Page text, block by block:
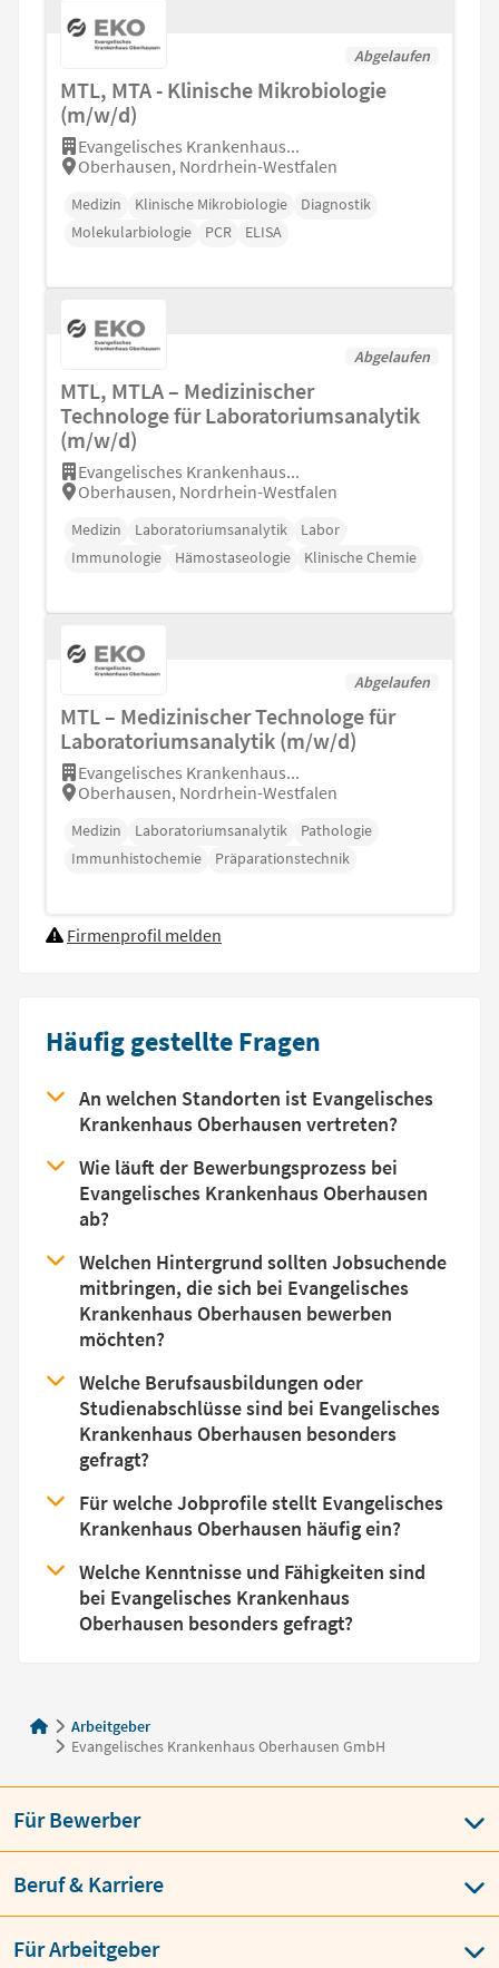
Abgelaufen
MTL, MTA - Klinische Mikrobiologie
(m/w/d)
Evangelisches Krankenhaus...
Oberhausen, Nordrhein-Westfalen
Medizin Klinische Mikrobiologie
Diagnostik
Molekularbiologie
PCR ELISA
Abgelaufen
MTL, MTLA – Medizinischer
Technologe für Laboratoriumsanalytik
(m/w/d)
Evangelisches Krankenhaus...
Oberhausen, Nordrhein-Westfalen
Medizin Laboratoriumsanalytik
Labor
Immunologie
Hämostaseologie Klinische Chemie
Abgelaufen
MTL – Medizinischer Technologe für
Laboratoriumsanalytik (m/w/d)
Evangelisches Krankenhaus...
Oberhausen, Nordrhein-Westfalen
Medizin Laboratoriumsanalytik
Pathologie
Immunhistochemie
Präparationstechnik
Firmenprofil melden
Häufig gestellte Fragen
An welchen Standorten ist Evangelisches
Krankenhaus Oberhausen vertreten?
Wie läuft der Bewerbungsprozess bei
Evangelisches Krankenhaus Oberhausen
ab?
Welchen Hintergrund sollten Jobsuchende
mitbringen, die sich bei Evangelisches
Krankenhaus Oberhausen bewerben
möchten?
Welche Berufsausbildungen oder
Studienabschlüsse sind bei Evangelisches
Krankenhaus Oberhausen besonders
gefragt?
Für welche Jobprofile stellt Evangelisches
Krankenhaus Oberhausen häufig ein?
Welche Kenntnisse und Fähigkeiten sind
bei Evangelisches Krankenhaus
Oberhausen besonders gefragt?
Arbeitgeber
Evangelisches Krankenhaus Oberhausen GmbH
Für Bewerber
Beruf & Karriere
Für Arbeitgeber